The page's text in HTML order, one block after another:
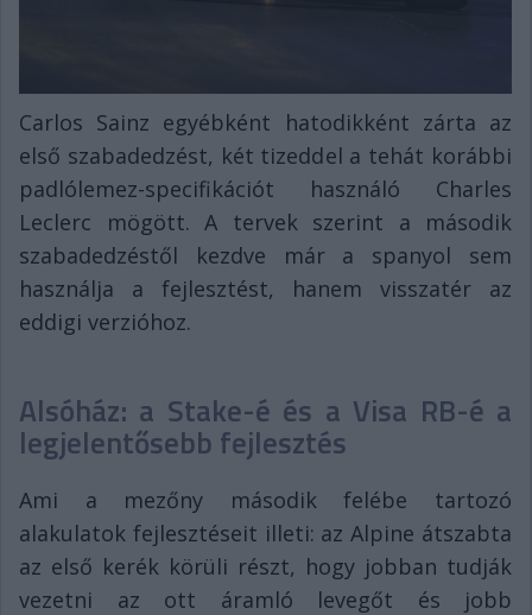
Carlos Sainz egyébként hatodikként zárta az
első szabadedzést, két tizeddel a tehát korábbi
padlólemez-specifikációt használó Charles
Leclerc mögött. A tervek szerint a második
szabadedzéstől kezdve már a spanyol sem
használja a fejlesztést, hanem visszatér az
eddigi verzióhoz.
Alsóház: a Stake-é és a Visa RB-é a
legjelentősebb fejlesztés
Ami a mezőny második felébe tartozó
alakulatok fejlesztéseit illeti: az Alpine átszabta
az első kerék körüli részt, hogy jobban tudják
vezetni az ott áramló levegőt és jobb